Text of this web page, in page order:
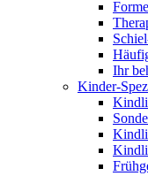
Ihr
Kinder-